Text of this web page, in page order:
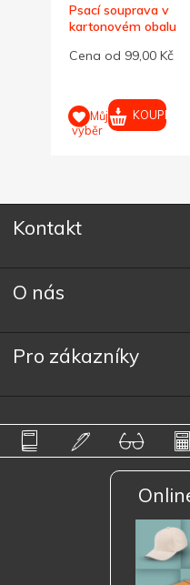
Psací souprava v
kartonovém obalu
Cena od 99,00 Kč
Můj
výběr
KOUPIT
Kontakt
O nás
Pro zákazníky